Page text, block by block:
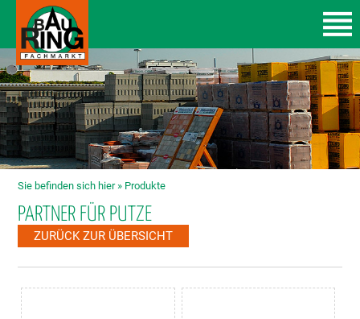
Sie befinden sich hier » Produkte
ZURÜCK ZUR ÜBERSICHT
PARTNER FÜR PUTZE